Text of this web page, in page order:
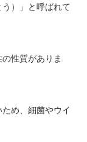
）」と呼ばれて
性質がありま
め、細菌やウイ